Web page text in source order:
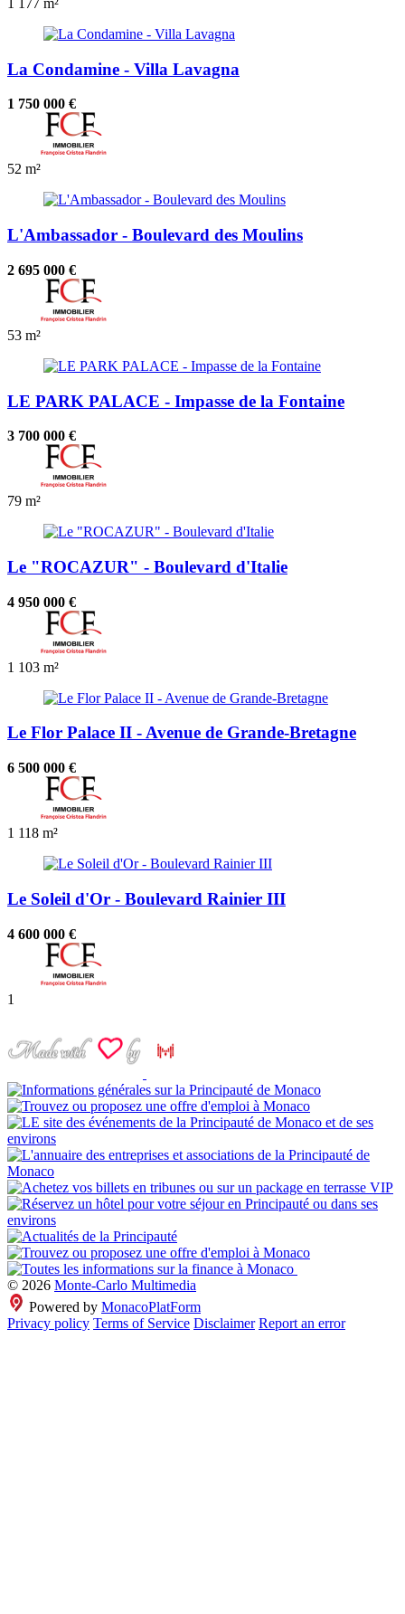
177 m²
La Condamine - Villa Lavagna
1 750 000 €
52 m²
L'Ambassador - Boulevard des Moulins
2 695 000 €
53 m²
LE PARK PALACE - Impasse de la Fontaine
3 700 000 €
79 m²
Le "ROCAZUR" - Boulevard d'Italie
4 950 000 €
1 103 m²
Le Flor Palace II - Avenue de Grande-Bretagne
6 500 000 €
1 118 m²
Le Soleil d'Or - Boulevard Rainier III
4 600 000 €
1
© 2026 Monte-Carlo Multimedia
Powered by MonacoPlatForm
Privacy policy Terms of Service Disclaimer Report an error